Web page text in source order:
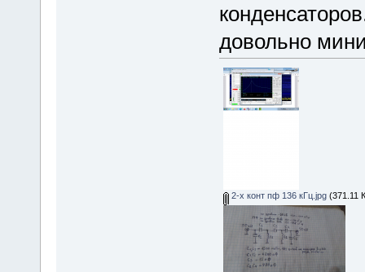
довольно
2-х конт пф 136 кГц.jpg(371.11